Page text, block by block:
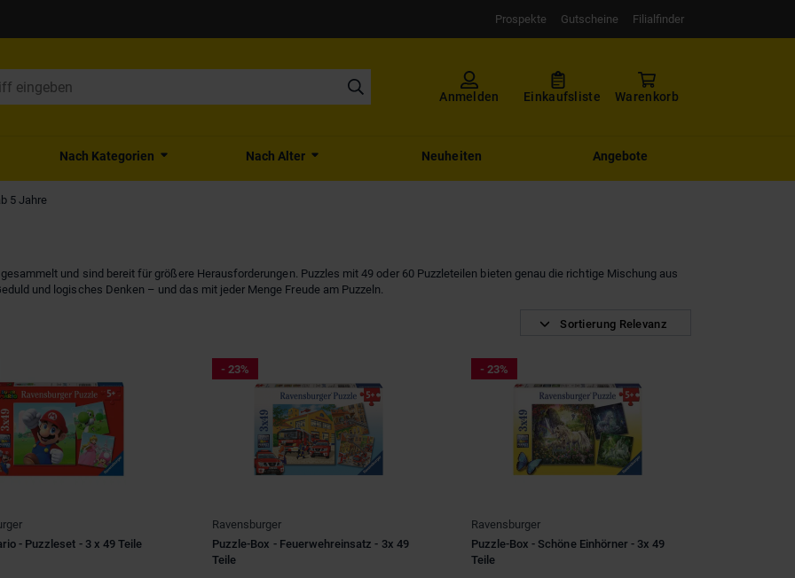
Prospekte Gutscheine Filialfinder
Anmelden Einkaufsliste Warenkorb
Nach Kategorien Nach Alter Neuheiten Angebote
5 Jahre
und sind bereit für größere Herausforderungen. Puzzles mit 49 oder 60 Puzzleteilen bieten genau die richtige Mischung aus
und logisches Denken – und das mit jeder Menge Freude am Puzzeln.
Sortierung Relevanz
- Puzzleset - 3 x 49 Teile
- 23%
Ravensburger
Puzzle-Box - Feuerwehreinsatz - 3x 49
Teile
- 23%
Ravensburger
Puzzle-Box - Schöne Einhörner - 3x 49
Teile